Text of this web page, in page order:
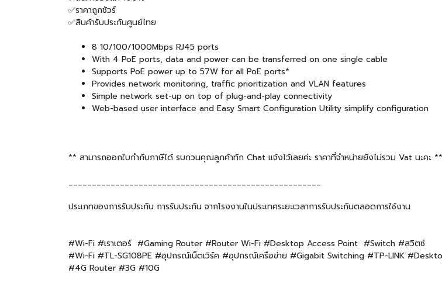
✅ราคาถูกชัวร์
✅สินค้ารับประกันศูนย์ไทย
8 10/100/1000Mbps RJ45 ports
With 4 PoE ports, data and power can be transferred on one single cable
Supports PoE power up to 57W for all PoE ports*
Provides network monitoring, traffic prioritization and VLAN features
Simple network set-up on top of plug-and-play connectivity
Web-based user interface and Easy Smart Configuration Utility simplify configuration
** สามารถออกใบกำกับภาษีได้ รบกวนคุณลูกค้าทัก Chat แจ้งไว้เลยค่ะ ราคาที่จำหน่ายยังไม่รวม Vat นะคะ **
______________________________________________________
ประเภทของการรับประกัน การรับประกัน จากโรงงานในประเทศระยะเวลาการรับประกันตลอดการใช้งาน
#Wi-Fi #เราเตอร์ #Gaming Router #Router Wi-Fi #Desktop Access Point #Switch #สวิตซ์
#Wi-Fi #TL-SG108PE #อุปกรณ์เน็ตเวิร์ค #อุปกรณ์เครือข่าย #Gigabit Switching #TP-LINK
#4G Router #3G #10G